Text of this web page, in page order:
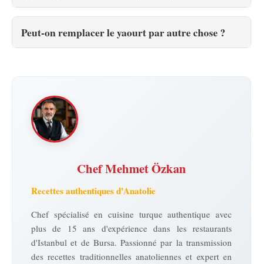
Peut-on remplacer le yaourt par autre chose ?
Chef Mehmet Özkan
Recettes authentiques d'Anatolie
Chef spécialisé en cuisine turque authentique avec
plus de 15 ans d'expérience dans les restaurants
d'Istanbul et de Bursa. Passionné par la transmission
des recettes traditionnelles anatoliennes et expert en